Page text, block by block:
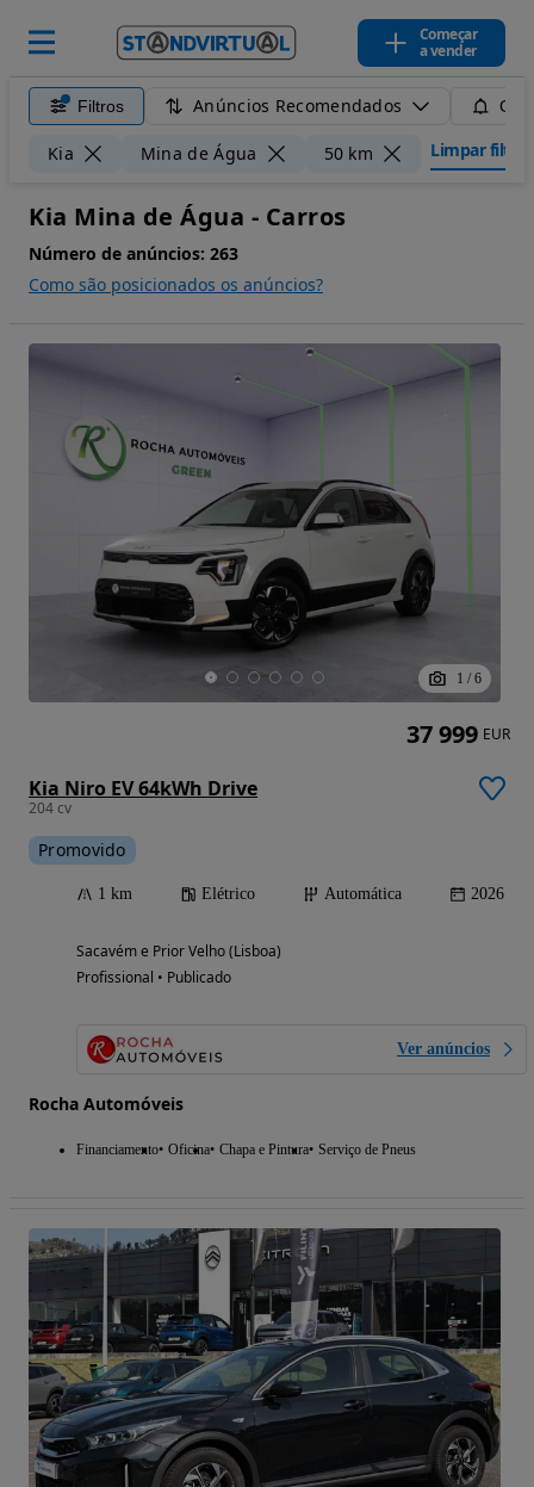
Começar
a vender
Filtros Anúncios Recomendados
Kia Mina de Água 50 km Limpar filtros
Kia Mina de Água - Carros
Número de anúncios: 263
Como são posicionados os anúncios?
1 / 6
Kia Niro EV 64kWh Drive
204 cv
Promovido
1 km Elétrico Automática 2026
Sacavém e Prior Velho (Lisboa)
Profissional • Publicado
Ver anúncios
Rocha Automóveis
Financiamento Oficina Chapa e Pintura Serviço de Pneus
37 999 EUR